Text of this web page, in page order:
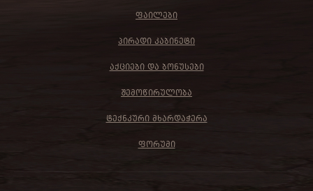
ᲤᲐᲘᲚᲔᲑᲘ
ᲞᲘᲠᲐᲓᲘ ᲙᲐᲑᲘᲜᲔᲢᲘ
ᲐᲥᲪᲘᲔᲑᲘ ᲓᲐ ᲑᲝᲜᲣᲡᲔᲑᲘ
ᲨᲔᲛᲝᲬᲘᲠᲣᲚᲝᲑᲐ
ᲢᲔᲥᲜᲙᲣᲠᲘ ᲛᲮᲐᲠᲓᲐᲭᲔᲠᲐ
ᲤᲝᲠᲣᲛᲘ